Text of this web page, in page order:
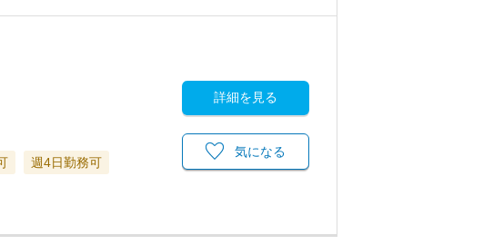
週4日勤務可
詳細を見る
気になる